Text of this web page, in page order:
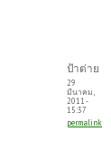
ป้าต่าย
29
มีนาคม,
2011 -
15:37
permalink